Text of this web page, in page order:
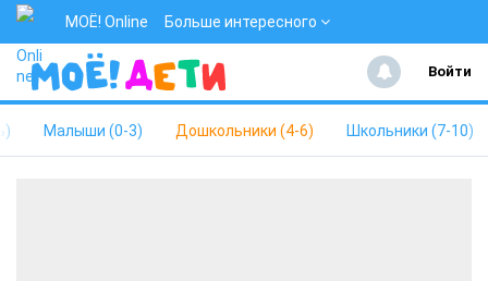
МОЁ! Online Больше интересного
Войти
Малыши (0-3) Дошкольники (4-6) Школьники (7-10)